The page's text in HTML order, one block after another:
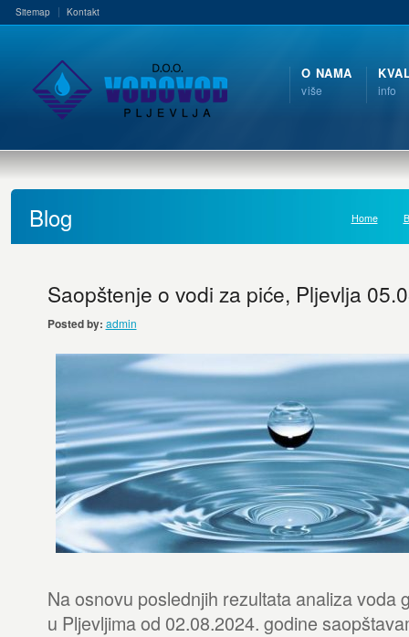
Sitemap Kontakt
O NAMA
više info
Blog Home
Saopštenje o vodi za piće, Pljevlja
Posted by: admin
Na osnovu poslednjih rezultata analiza voda
u Pljevljima od 02.08.2024. godine